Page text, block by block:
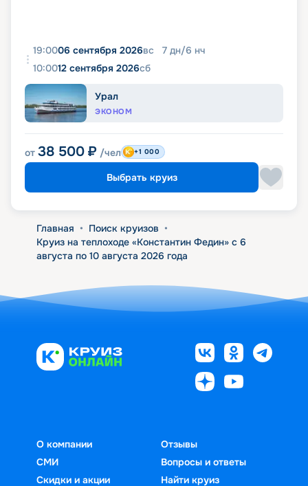
19:0006 сентября 2026вс 7 дн/6 нч
10:0012 сентября 2026сб
Урал
ЭКОНОМ
от 38 500 ₽ /чел +1 000
Выбрать круиз
Главная • Поиск круизов •
Круиз на теплоходе «Константин Федин» с 6
августа по 10 августа 2026 года
О компании
СМИ
Скидки и акции
Отзывы
Вопросы и ответы
Найти круиз